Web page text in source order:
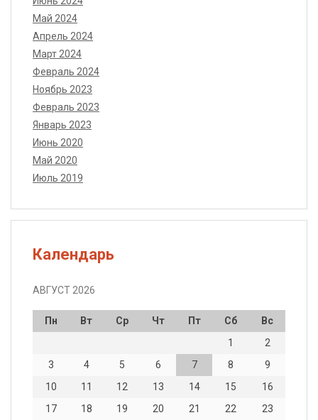
Май 2024
Апрель 2024
Март 2024
Февраль 2024
Ноябрь 2023
Февраль 2023
Январь 2023
Июнь 2020
Май 2020
Июль 2019
Календарь
АВГУСТ 2026
Пн Вт Ср Чт Пт Сб
Вс
1
2
3
4 5 6 7 8
9
10
11 12 13 14 15
16
17
18 19 20 21 22
23